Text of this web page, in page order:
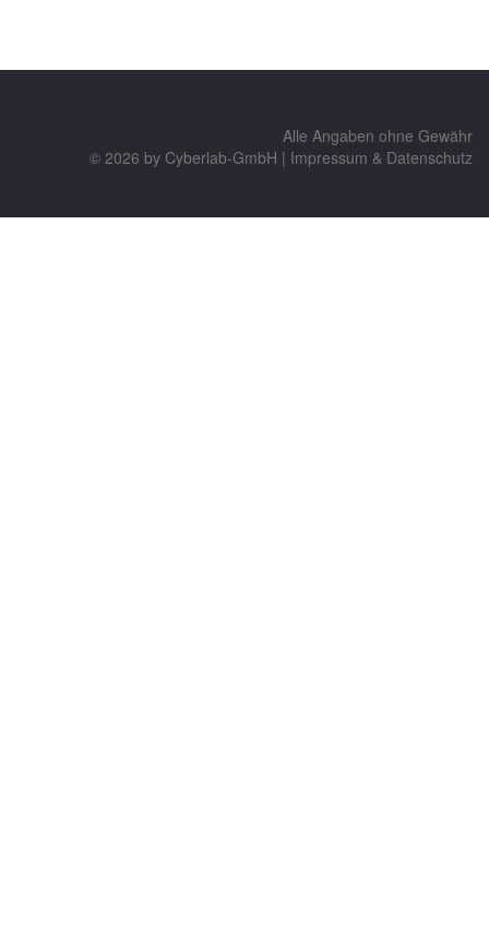
Alle Angaben ohne Gewähr
© 2026 by Cyberlab-GmbH | Impressum & Datenschutz